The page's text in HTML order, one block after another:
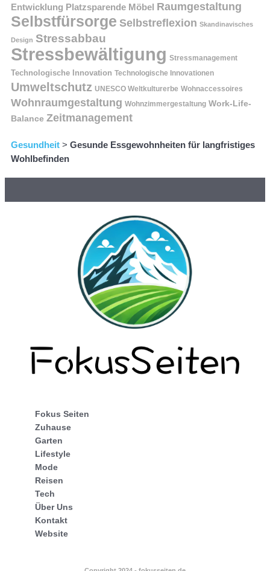
Entwicklung Platzsparende Möbel Raumgestaltung
Selbstfürsorge Selbstreflexion Skandinavisches
Design Stressabbau
Stressbewältigung Stressmanagement
Technologische Innovation Technologische Innovationen
Umweltschutz UNESCO Weltkulturerbe Wohnaccessoires
Wohnraumgestaltung Wohnzimmergestaltung Work-Life-
Balance Zeitmanagement
Gesundheit > Gesunde Essgewohnheiten für langfristiges
Wohlbefinden
Fokus Seiten
Zuhause
Garten
Lifestyle
Mode
Reisen
Tech
Über Uns
Kontakt
Website